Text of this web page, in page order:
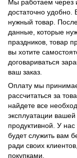
Мы работаем через
достаточно удобно.
нужный товар.
данные, которые
праздников, товар
вы хотите
договариваться
ваш заказ.
Оплату мы
рассчитаться за
найдете все
эксплуатации
продуктивной. У
будет служить вам
ради своих
покупками.